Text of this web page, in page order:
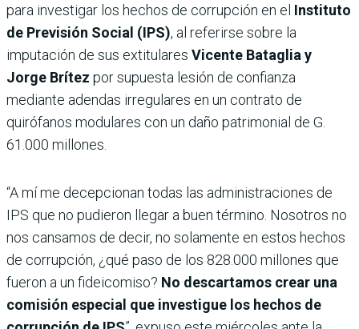
para investigar los hechos de corrupción en el Instituto
de Previsión Social (IPS), al referirse sobre la
imputación de sus extitulares Vicente Bataglia y
Jorge Brítez por supuesta lesión de confianza
mediante adendas irregulares en un contrato de
quirófanos modulares con un daño patrimonial de G.
61.000 millones.
“A mí me decepcionan todas las administraciones de
IPS que no pudieron llegar a buen término. Nosotros no
nos cansamos de decir, no solamente en estos hechos
de corrupción, ¿qué paso de los 828.000 millones que
fueron a un fideicomiso? No descartamos crear una
comisión especial que investigue los hechos de